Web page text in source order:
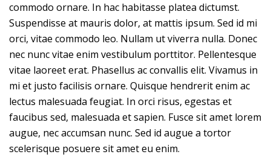
commodo ornare. In hac habitasse platea dictumst.
Suspendisse at mauris dolor, at mattis ipsum. Sed id mi
orci, vitae commodo leo. Nullam ut viverra nulla. Donec
nec nunc vitae enim vestibulum porttitor. Pellentesque
vitae laoreet erat. Phasellus ac convallis elit. Vivamus in
mi et justo facilisis ornare. Quisque hendrerit enim ac
lectus malesuada feugiat. In orci risus, egestas et
faucibus sed, malesuada et sapien. Fusce sit amet lorem
augue, nec accumsan nunc. Sed id augue a tortor
scelerisque posuere sit amet eu enim.